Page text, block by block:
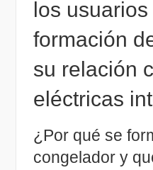
los
formación
su relación
eléctricas
¿Por qué se
congelador y